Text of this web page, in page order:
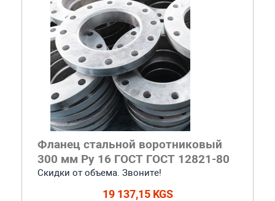
Фланец стальной воротниковый
300 мм Ру 16 ГОСТ ГОСТ 12821-80
Скидки от объема. Звоните!
19 137,15 KGS